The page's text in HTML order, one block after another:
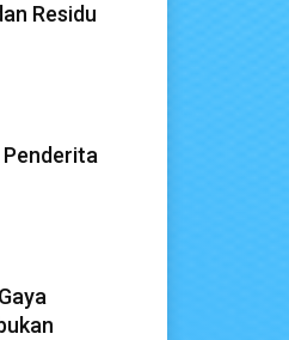
Residu
Penderita